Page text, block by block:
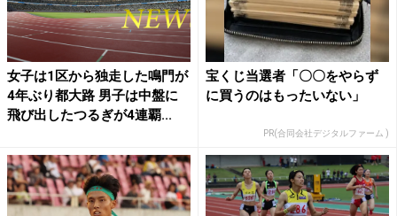
女子は1区から独走した鳴門が
4年ぶり都大路 男子は中盤に
飛び出したつるぎが4連覇...
宝くじ当選者「〇〇をやらず
に買うのはもったいない」
PR(合同会社デジタルファーム )